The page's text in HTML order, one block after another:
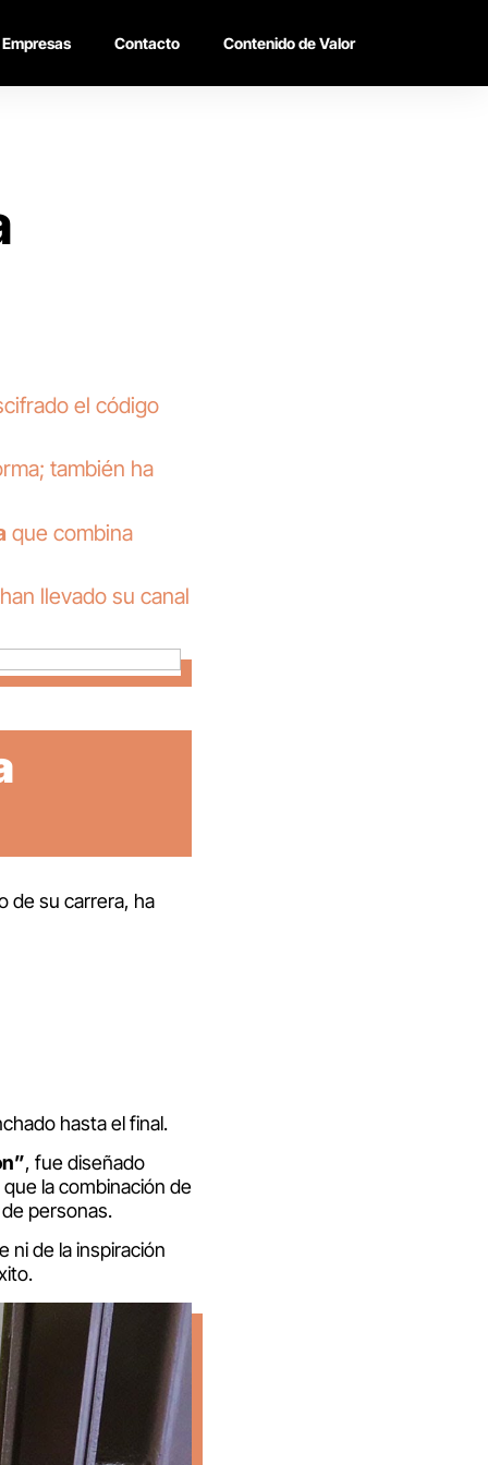
Empresas Contacto Contenido de Valor
el código
también ha
que combina
llevado su canal
de su carrera, ha
hasta el final.
, fue diseñado
la combinación de
personas.
ni de la inspiración